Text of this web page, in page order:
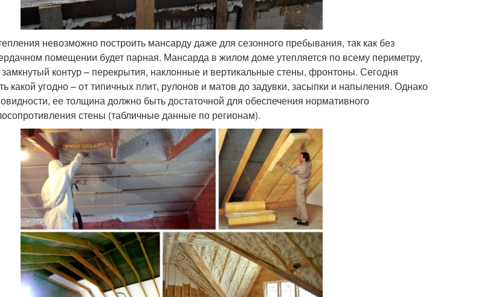
невозможно построить мансарду даже для сезонного пребывания, так как без
помещении будет парная. Мансарда в жилом доме утепляется по всему периметру,
контур – перекрытия, наклонные и вертикальные стены, фронтоны. Сегодня
какой угодно – от типичных плит, рулонов и матов до задувки, засыпки и напыления. Однако
ее толщина должно быть достаточной для обеспечения нормативного
стены (табличные данные по регионам).